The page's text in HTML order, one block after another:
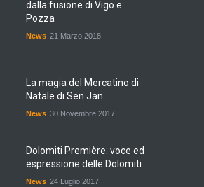
Pozza
News 21 Marzo 2018
Natale di Sen Jan
News 30 Novembre 2017
espressione delle Dolomiti
News 24 Luglio 2017